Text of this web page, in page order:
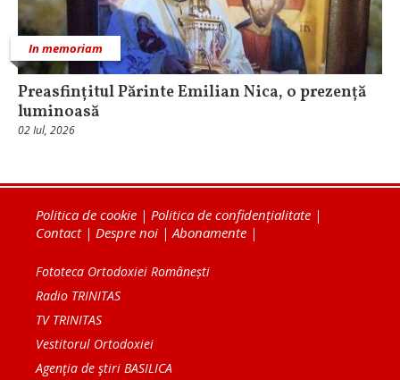
In memoriam
Preasfințitul Părinte Emilian Nica, o prezență
luminoasă
02 Iul, 2026
Politica de cookie | Politica de confidențialitate |
Contact| Despre noi |Abonamente |
Fototeca Ortodoxiei Românești
Radio TRINITAS
TV TRINITAS
Vestitorul Ortodoxiei
Agenţia de ştiri BASILICA